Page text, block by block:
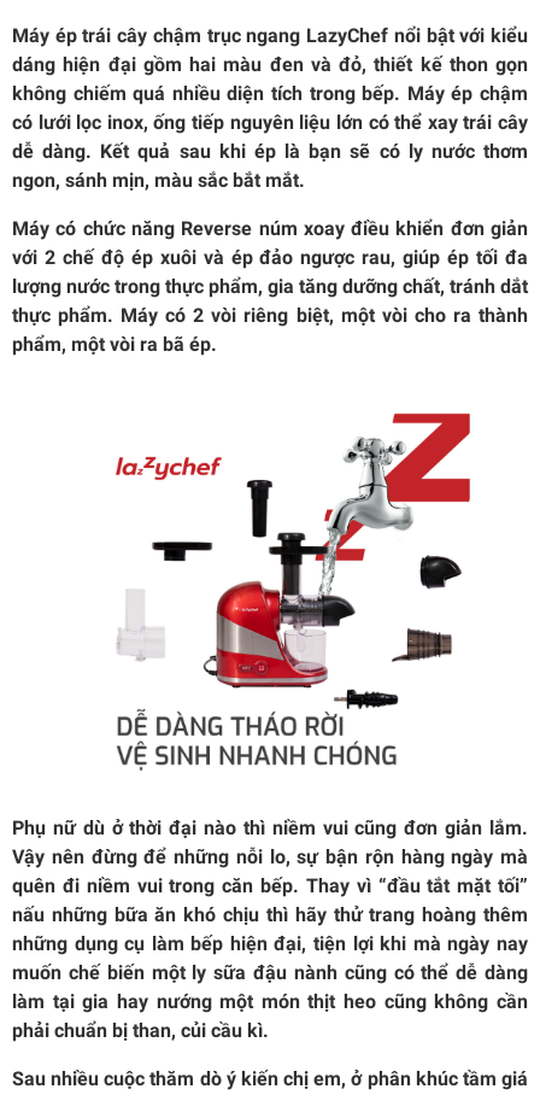
Máy ép trái cây chậm trục ngang LazyChef nổi bật với kiểu
dáng hiện đại gồm hai màu đen và đỏ, thiết kế thon gọn
không chiếm quá nhiều diện tích trong bếp. Máy ép chậm
có lưới lọc inox, ống tiếp nguyên liệu lớn có thể xay trái cây
dễ dàng. Kết quả sau khi ép là bạn sẽ có ly nước thơm
ngon, sánh mịn, màu sắc bắt mắt.
Máy có chức năng Reverse núm xoay điều khiển đơn giản
với 2 chế độ ép xuôi và ép đảo ngược rau, giúp ép tối đa
lượng nước trong thực phẩm, gia tăng dưỡng chất, tránh dắt
thực phẩm. Máy có 2 vòi riêng biệt, một vòi cho ra thành
phẩm, một vòi ra bã ép.
Phụ nữ dù ở thời đại nào thì niềm vui cũng đơn giản lắm.
Vậy nên đừng để những nỗi lo, sự bận rộn hàng ngày mà
quên đi niềm vui trong căn bếp. Thay vì “đầu tắt mặt tối”
nấu những bữa ăn khó chịu thì hãy thử trang hoàng thêm
những dụng cụ làm bếp hiện đại, tiện lợi khi mà ngày nay
muốn chế biến một ly sữa đậu nành cũng có thể dễ dàng
làm tại gia hay nướng một món thịt heo cũng không cần
phải chuẩn bị than, củi cầu kì.
Sau nhiều cuộc thăm dò ý kiến chị em, ở phân khúc tầm giá